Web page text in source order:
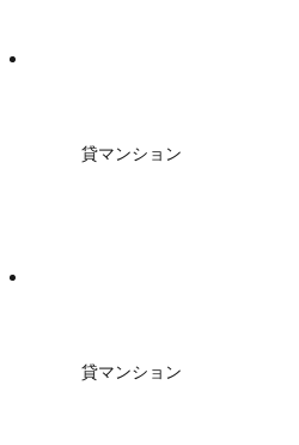
貸マンション
貸マンション